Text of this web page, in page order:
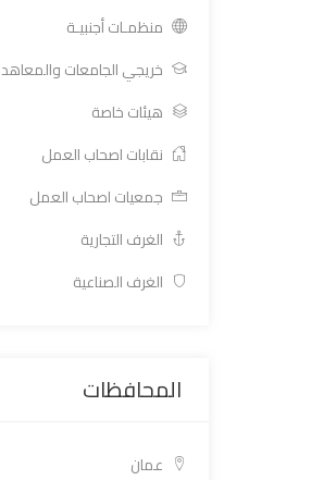
منظمـات أجنبيـة
خريجي الجامعات والمعاهد
هيئات خاصة
نقابات اصحاب العمل
جمعيات اصحاب العمل
الغرف التجارية
الغرف الصناعية
المحافظات
عمان